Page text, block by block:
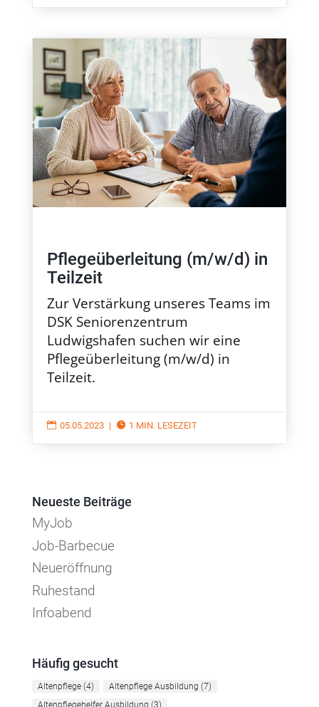
Pflegeüberleitung (m/w/d) in
Teilzeit
Zur Verstärkung unseres Teams im
DSK Seniorenzentrum
Ludwigshafen suchen wir eine
Pflegeüberleitung (m/w/d) in
Teilzeit.
 05.05.2023 |  1 MIN. LESEZEIT
Neueste Beiträge
MyJob
Job-Barbecue
Neueröffnung
Ruhestand
Infoabend
Häufig gesucht
Altenpflege(4) Altenpflege Ausbildung (7)
Altenpflegehelfer Ausbildung (3)